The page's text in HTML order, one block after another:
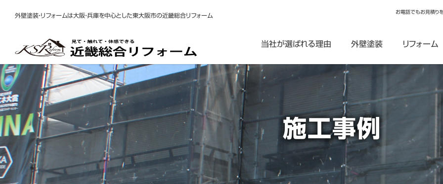
外壁塗装・リフォームは大阪・兵庫を中心とした東大阪市の近畿総合リフォーム
お電話でもお見積り
当社が選ばれる理由 外壁塗装 リフォーム
施工事例